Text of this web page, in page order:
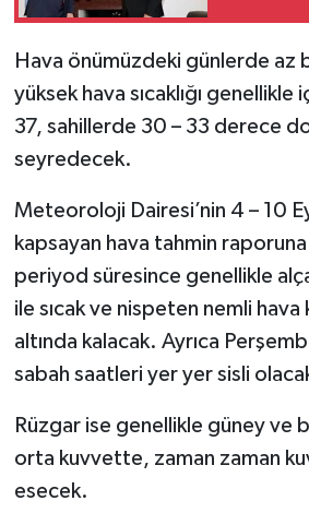
Hava önümüzdeki günlerde az
yüksek hava sıcaklığı
37, sahillerde 30 – 33 derece
seyredecek.
Meteoroloji Dairesi’nin 4 – 10
kapsayan hava tahmin
periyod süresince genellikle
ile sıcak ve nispeten nemli
altında kalacak. Ayrıca
sabah saatleri yer yer sisli
Rüzgar ise genellikle güney ve
orta kuvvette, zaman zaman
esecek.
ÖZEL HABER
SAĞLIK
SİYASET
SPOR
TEKNOLOJİ
TİCARET
YAŞAM